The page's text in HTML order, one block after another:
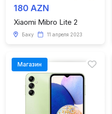
180 AZN
Xiaomi Mibro Lite 2
Баку 11 апреля 2023
Магазин